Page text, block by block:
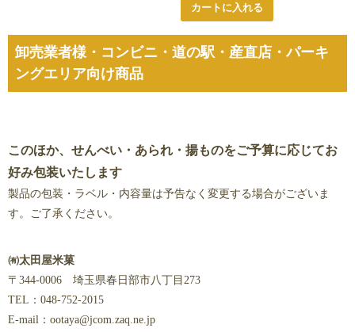
カートに入れる
卸売業者様・コンビニ・道の駅・産直店・パーキ
ングエリア向け商品
このほか、せんべい・あられ・揚ものをご予算に応じてお
好み包装いたします
製品の包装・ラベル・内容量は予告なく変更する場合がございま
す。ご了承ください。
㈲太田屋米菓
〒344-0006 埼玉県春日部市八丁目273
TEL：048-752-2015
E-mail：ootaya@jcom.zaq.ne.jp